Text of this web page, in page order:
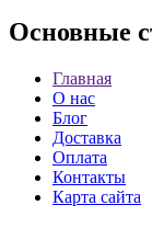
Основные
Главная
О нас
Блог
Доставка
Оплата
Контакты
Карта сайта